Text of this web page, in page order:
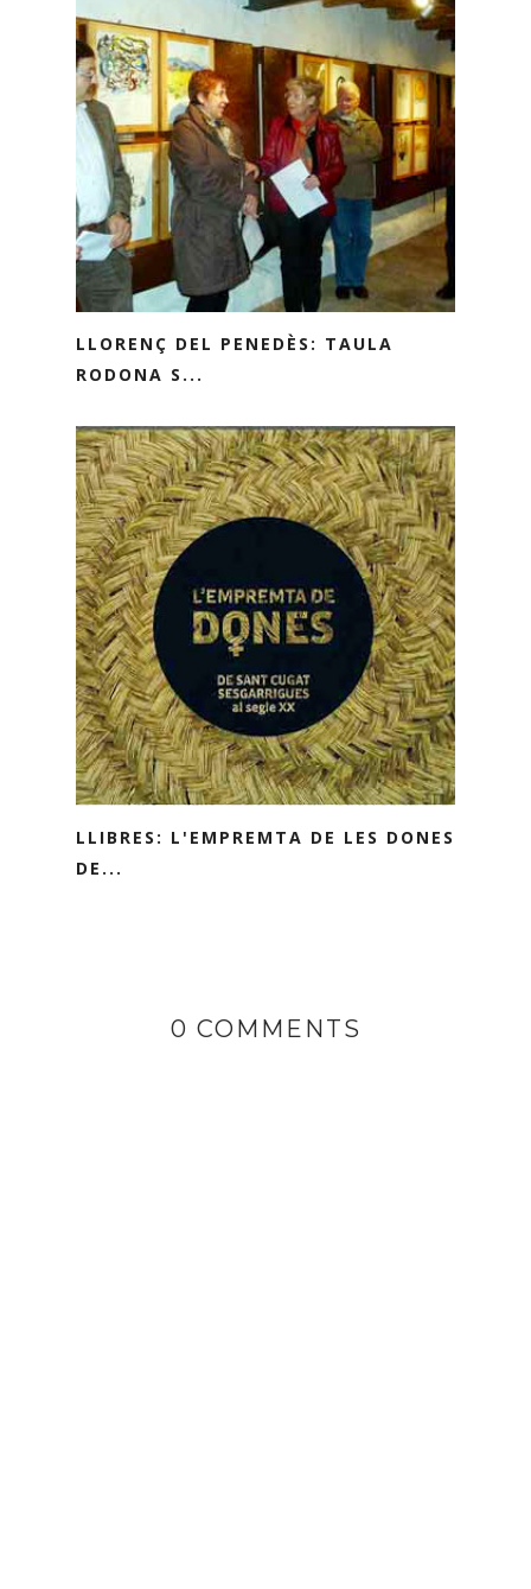
LLORENÇ DEL PENEDÈS: TAULA
RODONA S...
LLIBRES: L'EMPREMTA DE LES DONES
DE...
0 COMMENTS